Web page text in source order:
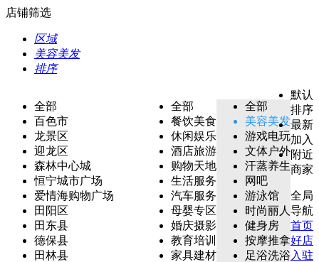
店铺筛选
区域
美容美发
排序
全部
百色市
龙景区
迎龙区
森林中心城
恒宁城市广场
爱情海购物广场
田阳区
田东县
德保县
田林县
全部
餐饮美食
休闲娱乐
酒店旅游
购物天地
生活服务
汽车服务
母婴专区
婚庆摄影
教育培训
家具建材
全部
美容美发
游戏电玩
文体户外
汗蒸养生
网吧
游泳馆
时尚丽人
健身房
按摩推拿
足浴洗浴
默认
排序
最新
加入
附近
商家
全局
导航
首页
好店
入驻